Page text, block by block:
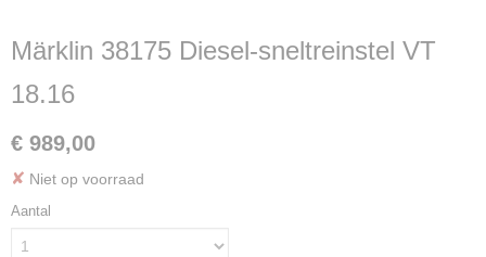
Märklin 38175 Diesel-sneltreinstel VT
18.16
€ 989,00
✘ Niet op voorraad
Aantal